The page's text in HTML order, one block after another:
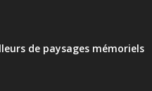
de paysages mémoriels